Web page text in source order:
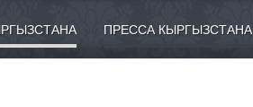
ПРЕССА КЫРГЫЗСТАНА